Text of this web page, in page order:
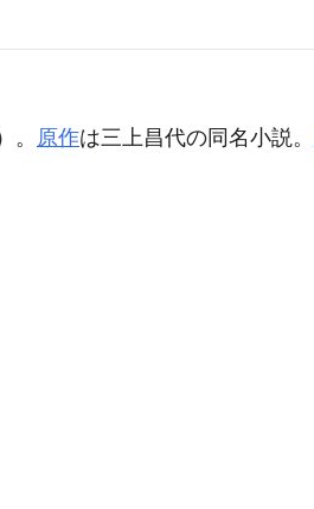
。 原作は三上昌代の同名小説。